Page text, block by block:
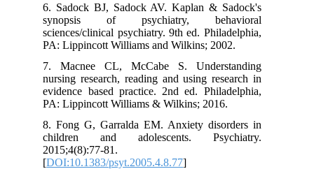
6. Sadock BJ, Sadock AV. Kaplan &
synopsis of psychiatry,
sciences/clinical psychiatry. 9th ed.
PA: Lippincott Williams and Wilkins;
7. Macnee CL, McCabe S.
nursing research, reading and using
evidence based practice. 2nd ed.
PA: Lippincott Williams & Wilkins;
8. Fong G, Garralda EM. Anxiety
children and adolescents.
[DOI:10.1383/psyt.2005.4.8.77